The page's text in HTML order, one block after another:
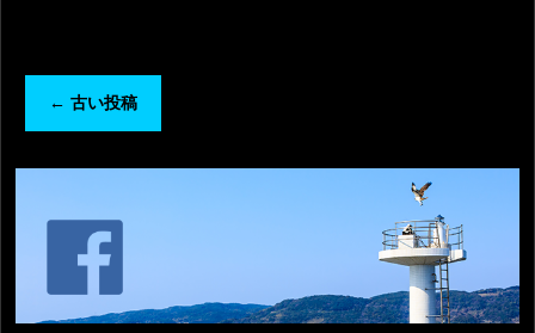
← 古い投稿